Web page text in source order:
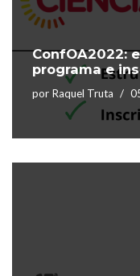
ConfOA2022:
programa e
por Raquel Truta